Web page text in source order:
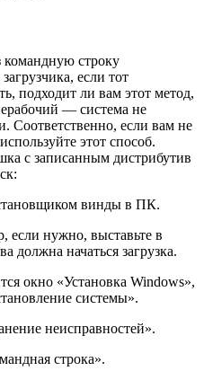
командную строку
если тот
подходит ли вам этот метод,
— система не
Соответственно, если вам не
этот способ.
с записанным дистрибутив
винды в ПК.
если нужно, выставьте в
должна начаться загрузка.
окно «Установка Windows»,
системы».
неисправностей».
строка».